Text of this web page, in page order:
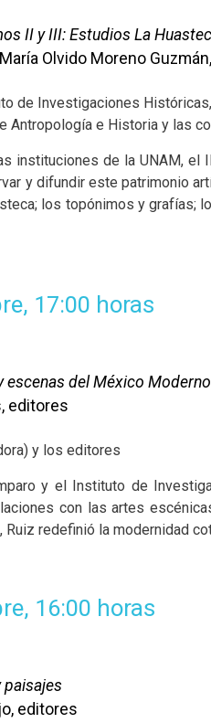
II y III: Estudios La
Olvido Moreno
de Investigaciones
Antropología e Historia y las
instituciones de la UNAM,
y difundir este patrimonio
los topónimos y
17:00 horas
escenas del México Moderno
editores
y los editores
y el Instituto de
con las artes
redefinió la modernidad
16:00 horas
paisajes
editores